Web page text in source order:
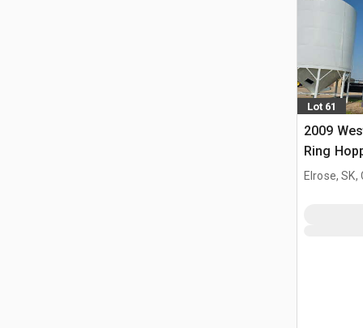
Lot 61
2009
Ring
ziarno
Elrose, SK,